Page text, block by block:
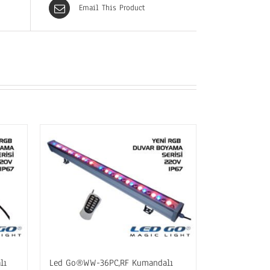
Email This Product
Led Go®WW-36PC,RF Kumandalı